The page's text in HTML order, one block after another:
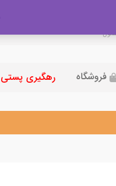
فروشگاه رهگیری پستی